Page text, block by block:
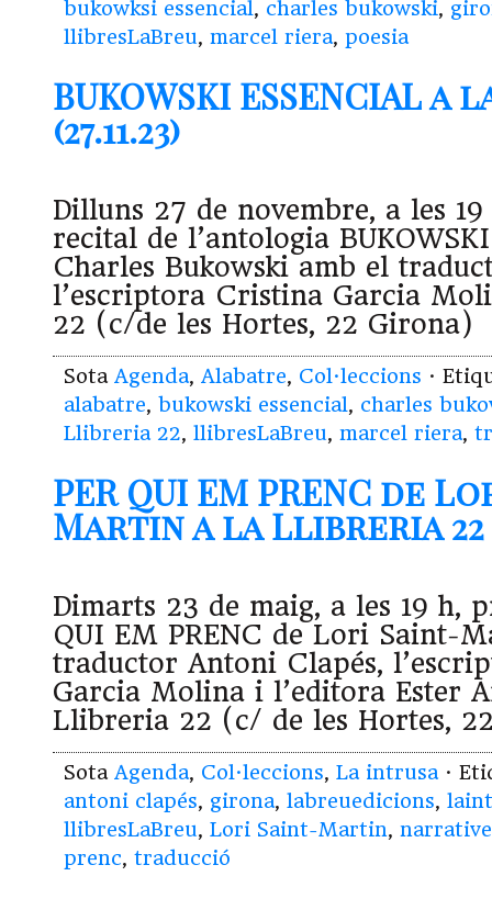
bukowksi essencial, charles bukowski,
llibresLaBreu, marcel riera, poesia
BUKOWSKI ESSENCIAL
(27.11.23)
Dilluns 27 de novembre, a les
recital de l’antologia
Charles Bukowski amb el
l’escriptora Cristina Garcia
22 (c/de les Hortes, 22 Girona)
Sota Agenda, Alabatre, Col·leccions ·
alabatre, bukowski essencial, charles
Llibreria 22, llibresLaBreu, marcel riera,
PER QUI EM PRENC de
Martin a la Llibreria 22
Dimarts 23 de maig, a les 19 h,
QUI EM PRENC de Lori Saint-
traductor Antoni Clapés,
Garcia Molina i l’editora Ester
Llibreria 22 (c/ de les Hortes,
Sota Agenda, Col·leccions, La intrusa ·
antoni clapés, girona, labreuedicions,
llibresLaBreu, Lori Saint-Martin,
prenc, traducció